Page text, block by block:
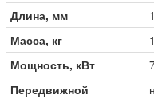
Длина, мм
Масса, кг
Мощность, кВт
Передвижной